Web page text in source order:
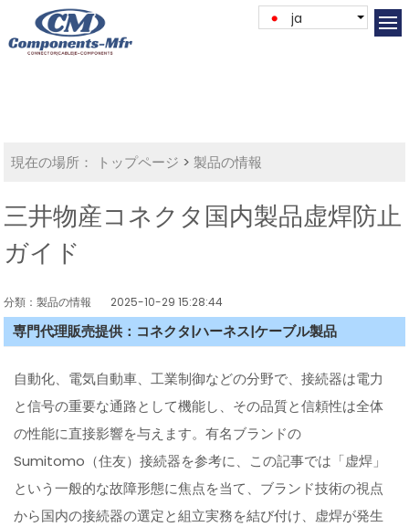
ja
現在の場所： トップページ >製品の情報
三井物産コネクタ国内製品虚焊防止
ガイド
分類：製品の情報 2025-10-29 15:28:44
専門代理販売提供：コネクタ|ハーネス|ケーブル製品
自動化、電気自動車、工業制御などの分野で、接続器は電力
と信号の重要な通路として機能し、その品質と信頼性は全体
の性能に直接影響を与えます。有名ブランドの
Sumitomo（住友）接続器を参考に、この記事では「虚焊」
という一般的な故障形態に焦点を当て、ブランド技術の視点
から国内の接続器の選定と組立実務を結び付け、虚焊が発生